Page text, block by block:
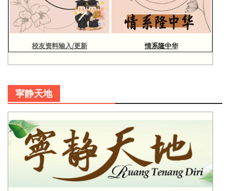
校友资料输入/更新 情系隆中华
寜静天地